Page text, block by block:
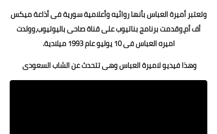
وتعتبر أميرة العباس بأنها روائيه وأعلامية سورية فى أذاعة ميكس
أف أم،وقدمت برنامج بناتيوب على قناة صاحى باليوتيوب،وولدت
اميره العباس فى 10 يوليو عام 1993 ميلادية.
وهذا فيديو لاميرة العباس وهى تتحدث عن الشاب السعودى